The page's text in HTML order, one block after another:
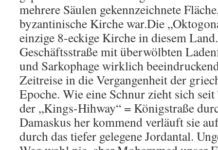
mehrere Säulen gekennzeichnete
byzantinische Kirche war.Die
einzige 8-eckige Kirche in diesem
Geschäftsstraße mit überwölbten
und Sarkophage wirklich
Zeitreise in die Vergangenheit der
Epoche. Wie eine Schnur zieht sich seit
der „Kings-Hihway“ = Königstraße
Damaskus her kommend verläuft sie
durch das tiefer gelegene Jordantal.